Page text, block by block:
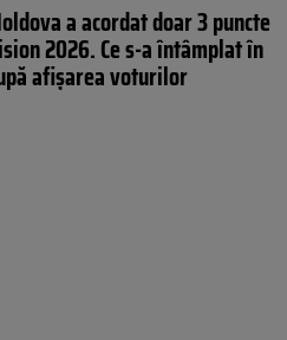
a acordat doar 3 puncte
2026. Ce s-a întâmplat în
afișarea voturilor